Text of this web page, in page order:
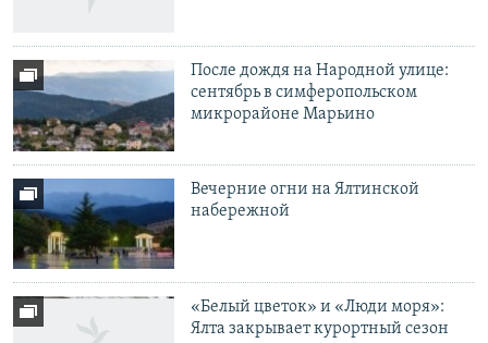
После дождя на Народной улице:
сентябрь в симферопольском
микрорайоне Марьино
Вечерние огни на Ялтинской
набережной
«Белый цветок» и «Люди моря»:
Ялта закрывает курортный сезон